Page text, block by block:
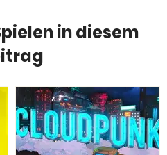
in diesem